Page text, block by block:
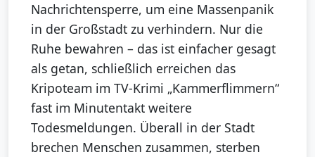
Nachrichtensperre, um eine Massenpanik
in der Großstadt zu verhindern. Nur die
Ruhe bewahren – das ist einfacher gesagt
als getan, schließlich erreichen das
Kripoteam im TV-Krimi „Kammerflimmern“
fast im Minutentakt weitere
Todesmeldungen. Überall in der Stadt
brechen Menschen zusammen, sterben